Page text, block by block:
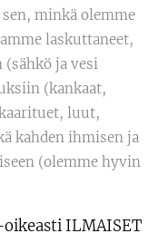
minkä olemme
laskuttaneet,
ja vesi
(kankaat,
luut,
kahden ihmisen ja
(olemme hyvin
ILMAISET